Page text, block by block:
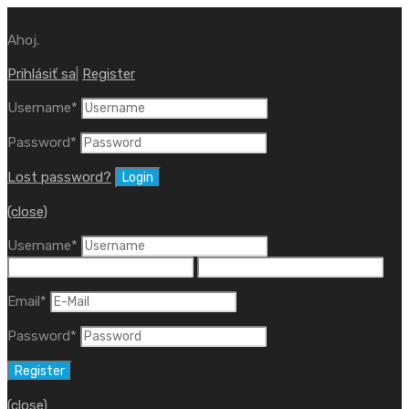
Ahoj.
Prihlásiť sa Register
Username*
Password*
Lost password?
(close)
Username*
Email*
Password*
(close)